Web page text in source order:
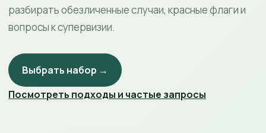
разбирать обезличенные случаи, красные флаги и
вопросы к супервизии.
Выбрать набор →
Посмотреть подходы и частые запросы